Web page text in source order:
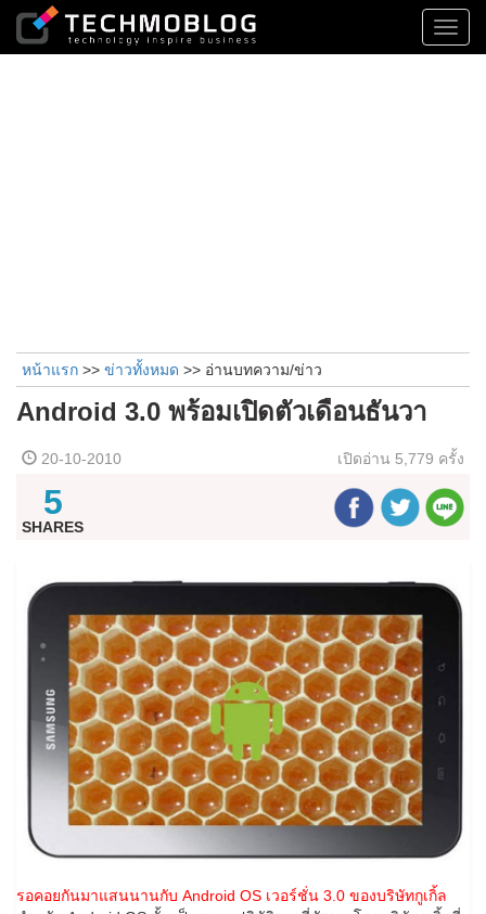
หน้าแรก >> ข่าวทั้งหมด >> อ่านบทความ/ข่าว
Android 3.0 พร้อมเปิดตัวเดือนธันวา
20-10-2010 เปิดอ่าน 5,779 ครั้ง
5
SHARES
รอคอยกันมาแสนนานกับ Android OS เวอร์ชั่น 3.0 ของบริษัทกูเกิ้ล